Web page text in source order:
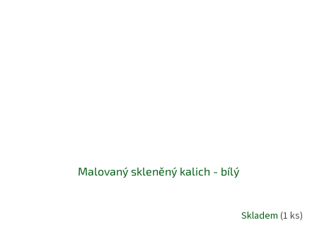
Malovaný skleněný kalich - bílý
Skladem (1 ks)